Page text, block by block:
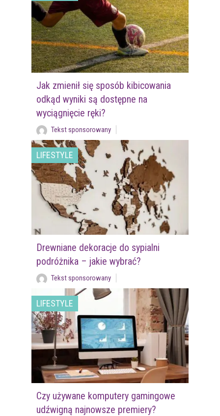
Jak zmienił się sposób kibicowania
odkąd wyniki są dostępne na
wyciągnięcie ręki?
Tekst sponsorowany
LIFESTYLE
Drewniane dekoracje do sypialni
podróżnika – jakie wybrać?
Tekst sponsorowany
LIFESTYLE
Czy używane komputery gamingowe
udźwigną najnowsze premiery?